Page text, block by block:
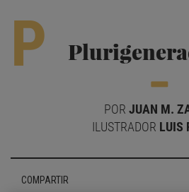
P
POR JUAN M.
ILUSTRADOR LUIS
COMPARTIR